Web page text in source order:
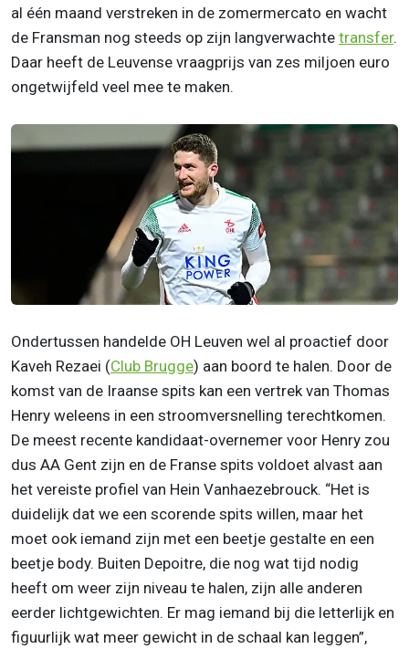
al één maand verstreken in de zomermercato en wacht
de Fransman nog steeds op zijn langverwachte transfer.
Daar heeft de Leuvense vraagprijs van zes miljoen euro
ongetwijfeld veel mee te maken.
Ondertussen handelde OH Leuven wel al proactief door
Kaveh Rezaei (Club Brugge) aan boord te halen. Door de
komst van de Iraanse spits kan een vertrek van Thomas
Henry weleens in een stroomversnelling terechtkomen.
De meest recente kandidaat-overnemer voor Henry zou
dus AA Gent zijn en de Franse spits voldoet alvast aan
het vereiste profiel van Hein Vanhaezebrouck. “Het is
duidelijk dat we een scorende spits willen, maar het
moet ook iemand zijn met een beetje gestalte en een
beetje body. Buiten Depoitre, die nog wat tijd nodig
heeft om weer zijn niveau te halen, zijn alle anderen
eerder lichtgewichten. Er mag iemand bij die letterlijk en
figuurlijk wat meer gewicht in de schaal kan leggen”,